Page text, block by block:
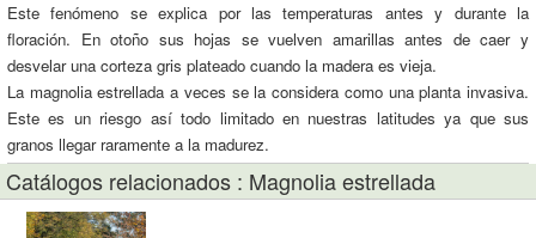
Este fenómeno se explica por las temperaturas antes y durante la
floración. En otoño sus hojas se vuelven amarillas antes de caer y
desvelar una corteza gris plateado cuando la madera es vieja.
La magnolia estrellada a veces se la considera como una planta invasiva.
Este es un riesgo así todo limitado en nuestras latitudes ya que sus
granos llegar raramente a la madurez.
Catálogos relacionados : Magnolia estrellada